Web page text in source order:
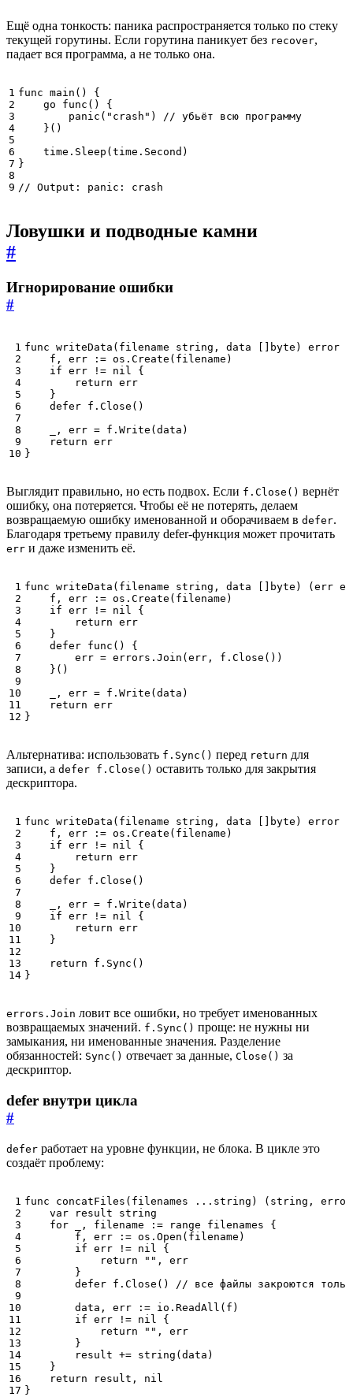
Ещё одна тонкость: паника распространяется только по стеку
текущей горутины. Если горутина паникует без recover,
падает вся программа, а не только она.
func main ()
{
go
func ()
{
panic ( "crash" )
// убьёт всю программу
}()
time . Sleep (time . Second )
}
// Output: panic: crash
Ловушки и подводные камни
#
Игнорирование ошибки
#
func writeData ( filename string , data byte ) error
f , err := os . Create ( filename )
if err != nil
{
return err
}
defer f . Close ()
, err = f . Write ( data )
return err
}
Выглядит правильно, но есть подвох. Если f.Close() вернёт
ошибку, она потеряется. Чтобы её не потерять, делаем
возвращаемую ошибку именованной и оборачиваем в defer.
Благодаря третьему правилу defer-функция может прочитать
err и даже изменить её.
func writeData ( filename string , data byte ) ( err
f , err := os . Create ( filename )
if err != nil
{
return err
}
defer func ()
{
err = errors . Join ( err , f . Close ())
}()
, err = f . Write ( data )
return err
}
Альтернатива: использовать f.Sync() перед return для
записи, а defer f.Close() оставить только для закрытия
дескриптора.
func writeData ( filename string , data byte ) error
f , err := os . Create ( filename )
if err != nil
{
return err
}
defer f . Close ()
, err = f . Write ( data )
if err != nil
{
return err
}
return
f . Sync ()
}
errors.Join ловит все ошибки, но требует именованных
возвращаемых значений. f.Sync() проще: не нужны ни
замыкания, ни именованные значения. Разделение
обязанностей: Sync() отвечает за данные, Close() за
дескриптор.
defer внутри цикла
#
defer работает на уровне функции, не блока. В цикле это
создаёт проблему:
func concatFiles ( filenames ... string ) ( string , error
var
result
string
for
, filename := range filenames
{
f , err := os . Open ( filename )
if err != nil
{
return
"" ,
err
}
defer f . Close ()
// все файлы закроются
data , err := io . ReadAll ( f )
if err != nil
{
return
"" ,
err
}
result += string (data )
}
return
result ,
nil
}